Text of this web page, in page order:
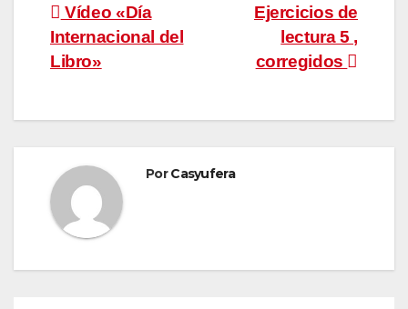
Navegación
de
Ejercicios de
lectura 5 ,
corregidos
Vídeo «Día
Internacional del
Libro»
PorCasyufera